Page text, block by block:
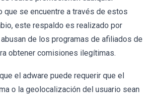
que se encuentre a través de estos
este respaldo es realizado por
de los programas de afiliados de
obtener comisiones ilegítimas.
el adware puede requerir que el
o la geolocalización del usuario sean